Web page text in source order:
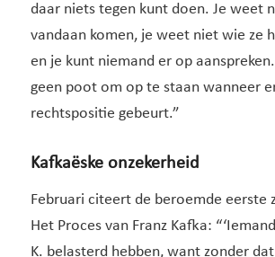
daar niets tegen kunt doen. Je weet
vandaan komen, je weet niet wie ze
en je kunt niemand er op
geen poot om op te staan wanneer
rechtspositie gebeurt.”
Kafkaëske onzekerheid
Februari citeert de beroemde eerste
Het Proces van Franz Kafka:
K. belasterd hebben, want zonder